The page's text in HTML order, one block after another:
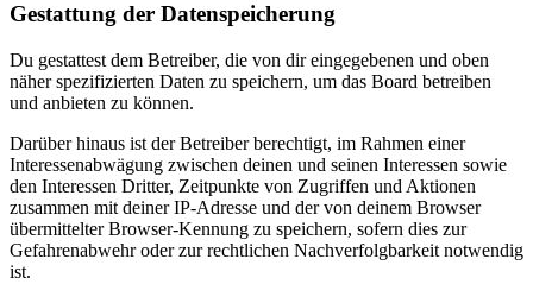
Gestattung der Datenspeicherung
Du gestattest dem Betreiber, die von dir eingegebenen und oben
näher spezifizierten Daten zu speichern, um das Board betreiben
und anbieten zu können.
Darüber hinaus ist der Betreiber berechtigt, im Rahmen einer
Interessenabwägung zwischen deinen und seinen Interessen sowie
den Interessen Dritter, Zeitpunkte von Zugriffen und Aktionen
zusammen mit deiner IP-Adresse und der von deinem Browser
übermittelter Browser-Kennung zu speichern, sofern dies zur
Gefahrenabwehr oder zur rechtlichen Nachverfolgbarkeit notwendig
ist.